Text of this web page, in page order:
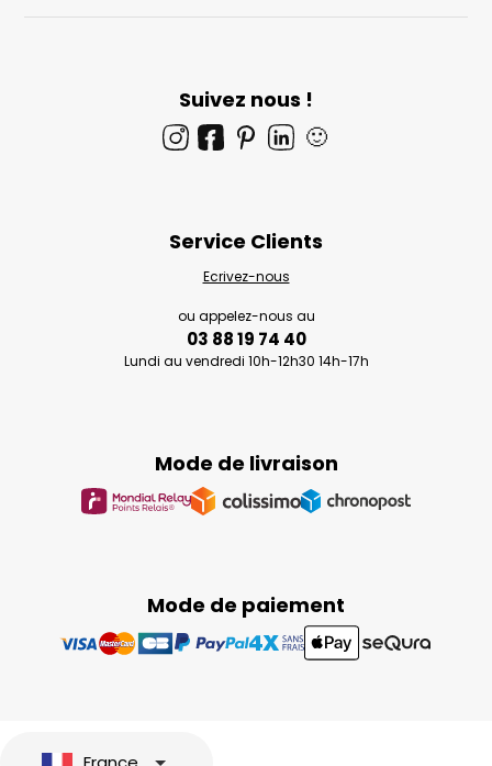
Suivez nous !
🙂
Mode de paiement
Mode de livraison
Service Clients
Ecrivez-nous
ou appelez-nous au
03 88 19 74 40
Lundi au vendredi 10h-12h30 14h-17h